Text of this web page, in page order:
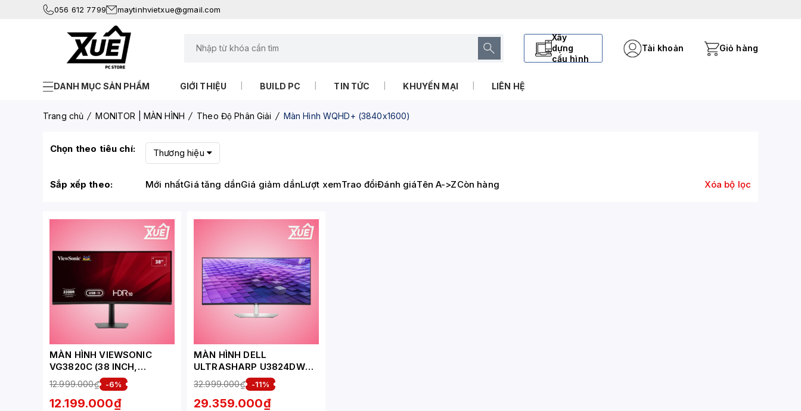
056 612 7799 maytinhvietxue@gmail.com
Xây
dựng
cấu hình
Tài khoản Giỏ hàng
DANH MỤC SẢN PHẨM GIỚI THIỆU BUILD PC TIN TỨC KHUYẾN MẠI LIÊN HỆ
Trang chủ MONITOR | MÀN HÌNH Theo Độ Phân Giải Màn Hình WQHD+ (3840x1600)
Chọn theo tiêu chí: Thương hiệu
Sắp xếp theo: Mới nhấtGiá tăng dầnGiá giảm dầnLượt xemTrao đổiĐánh giáTên A->ZCòn hàng Xóa bộ lọc
MÀN HÌNH VIEWSONIC
VG3820C (38 INCH,
WQHD+, IPS, 75HZ, 5MS,
LOA, CONG)
12.999.000₫ -6%
12.199.000₫
MÀN HÌNH DELL
ULTRASHARP U3824DW
(38
INCH/WQHD/IPS/60HZ/5M
S/CONG)
32.999.000₫ -11%
29.359.000₫